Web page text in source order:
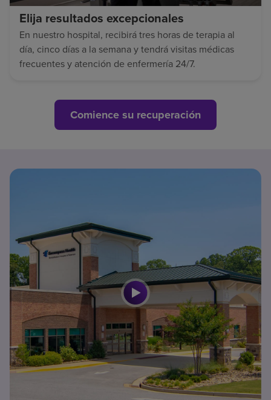
Elija resultados excepcionales
En nuestro hospital, recibirá tres horas de terapia al
día, cinco días a la semana y tendrá visitas médicas
frecuentes y atención de enfermería 24/7.
Comience su recuperación